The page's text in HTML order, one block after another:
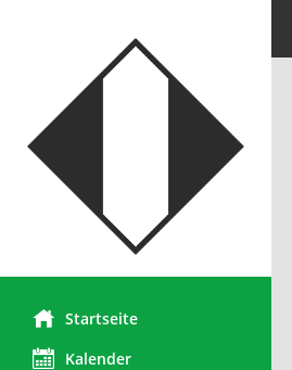
Startseite
Kalender